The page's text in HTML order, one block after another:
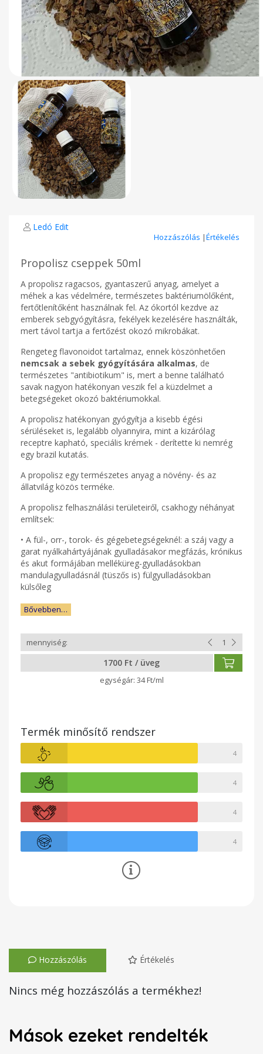
Ledó Edit
Hozzászólás |Értékelés
Propolisz cseppek 50ml
A propolisz ragacsos, gyantaszerű anyag, amelyet a
méhek a kas védelmére, természetes baktériumölőként,
fertőtlenítőként használnak fel. Az ókortól kezdve az
emberek sebgyógyításra, fekélyek kezelésére használták,
mert távol tartja a fertőzést okozó mikrobákat.
Rengeteg flavonoidot tartalmaz, ennek köszönhetően
nemcsak a sebek gyógyítására alkalmas, de
természetes "antibiotikum" is, mert a benne található
savak nagyon hatékonyan veszik fel a küzdelmet a
betegségeket okozó baktériumokkal.
A propolisz hatékonyan gyógyítja a kisebb égési
sérüléseket is, legalább olyannyira, mint a kizárólag
receptre kapható, speciális krémek - derítette ki nemrég
egy brazil kutatás.
A propolisz egy természetes anyag a növény- és az
állatvilág közös terméke.
A propolisz felhasználási területeiről, csakhogy néhányat
említsek:
• A fül-, orr-, torok- és gégebetegségeknél: a száj vagy a
garat nyálkahártyájának gyulladásakor megfázás, krónikus
és akut formájában melléküreg-gyulladásokban
mandulagyulladásnál (tüszős is) fülgyulladásokban
külsőleg
Bővebben…
1700 Ft / üveg
34 Ft/ml
Termék minősítő rendszer
4
4
4
4
Hozzászólás Értékelés
Nincs még hozzászólás a termékhez!
Mások ezeket rendelték